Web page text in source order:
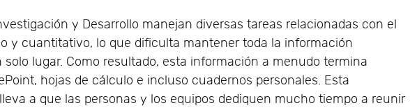
y Desarrollo manejan diversas tareas relacionadas con el
y cuantitativo, lo que dificulta mantener toda la información
solo lugar. Como resultado, esta información a menudo termina
hojas de cálculo e incluso cuadernos personales. Esta
a que las personas y los equipos dediquen mucho tiempo a reunir